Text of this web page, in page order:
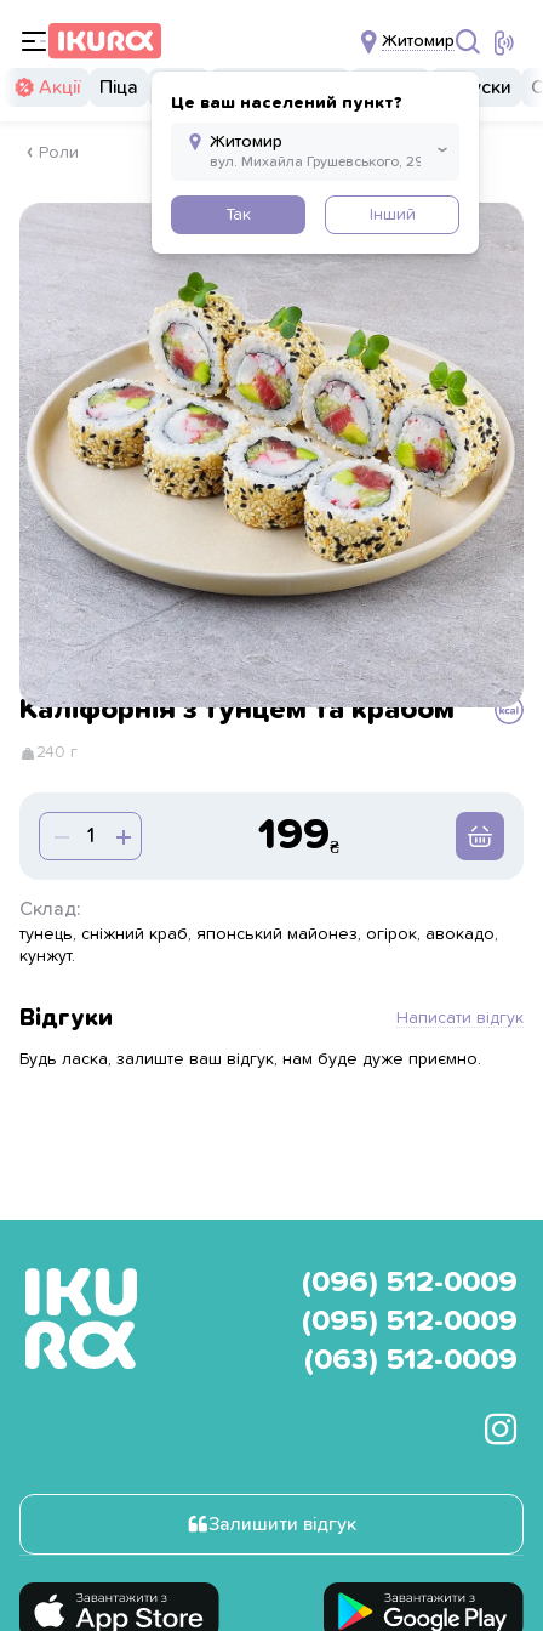
Житомир
Це ваш населений пункт?
Так Інший
Акції Піца Закуски
Роли
Каліфорнія з тунцем та крабом
240 г
199
Склад:
тунець, сніжний краб, японський майонез, огірок, авокадо,
кунжут.
Відгуки Написати відгук
Будь ласка, залиште ваш відгук, нам буде дуже приємно.
(096) 512-0009
(095) 512-0009
(063) 512-0009
Залишити відгук